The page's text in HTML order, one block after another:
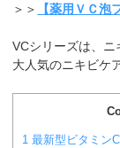
＞＞ 【薬用ＶＣ泡
VCシリーズは、ニ
大人気のニキビケ
1 最新型ビタミン